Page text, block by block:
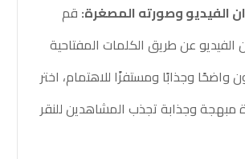
الفيديو وصورته المصغرة: قم
الفيديو عن طريق الكلمات المفتاحية
واضحًا وجذابًا ومستفزًا للاهتمام، اختر
وجذابة تجذب المشاهدين للنقر